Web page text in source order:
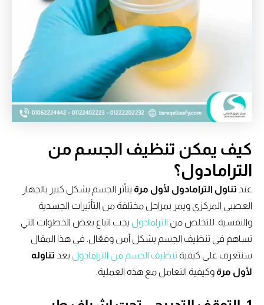
كيف يمكن تنظيف الجسم من
الترامادول؟
عندتناول الترامادول لأول مرةيتأثر الجسم بشكل كبير بالجهاز
العصبي المركزي ويمر بمراحل مختلفة من التأثيرات الجسدية
والنفسية. للتخلص منالترامادول يجب اتباع بعض الخطوات التي
تساهم في تنظيف الجسم بشكل آمن وفعّال. في هذا المقال
سنتعرف على كيفيةتنظيف الجسم من الترامادول بعدتناوله
لأول مرةوكيفية التعامل مع هذه العملية.